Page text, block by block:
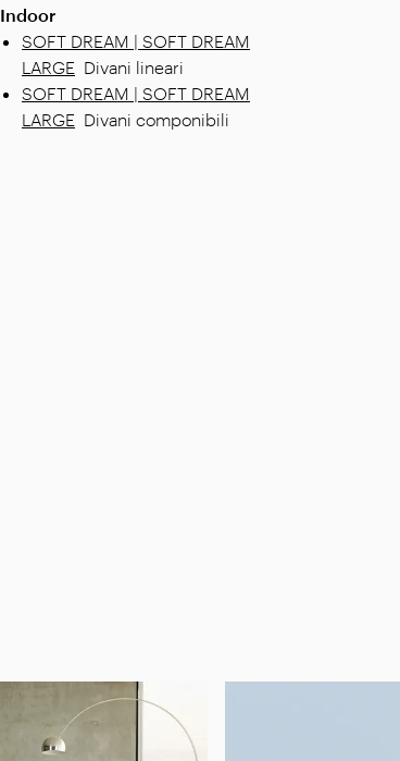
Indoor
SOFT DREAM | SOFT DREAM
LARGE Divani lineari
SOFT DREAM | SOFT DREAM
LARGE Divani componibili